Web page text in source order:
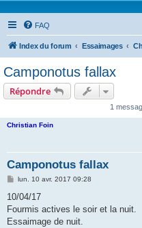
FAQ
Index du forum Essaimages
Camponotus fallax
Répondre
1
Christian Foin
Camponotus fallax
M
s
a
g
lun. 10 avr. 2017 09:28
10/04/17
Fourmis actives le soir et la nuit.
Essaimage de nuit.